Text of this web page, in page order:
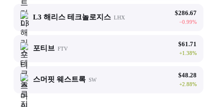
L3 해리스 테크놀로지스 LHX
$286.67
−0.99%
포티브 FTV
$61.71
+1.38%
스머핏 웨스트록 SW
$48.28
+2.88%